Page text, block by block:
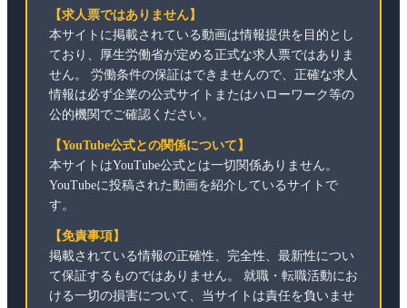
【求人票ではありません】
本サイトに掲載されている動画は情報提供を目的とし
ており、厚生労働省が定める正式な求人票ではありま
せん。 労働条件の保証はできませんので、正確な求人
情報は必ず企業の公式サイトまたはハローワーク等の
公的機関でご確認ください。
【YouTube公式との関係について】
本サイトはYouTube公式とは一切関係ありません。
YouTubeに投稿された動画を紹介しているサイトで
す。
【免責事項】
掲載されている情報の正確性、完全性、最新性につい
て保証するものではありません。 就職・転職活動にお
ける一切の損害について、当サイトは責任を負いませ